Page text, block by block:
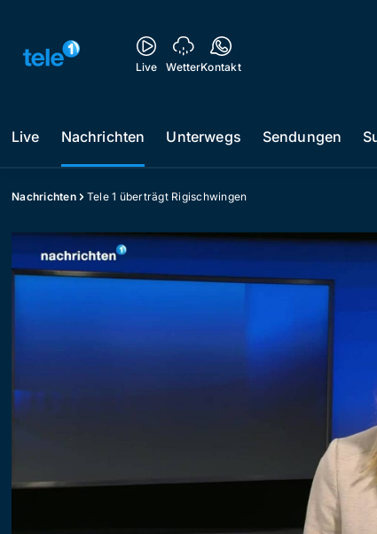
Live WetterKontakt
Live Nachrichten Unterwegs Sendungen
Nachrichten Tele 1 überträgt Rigischwingen